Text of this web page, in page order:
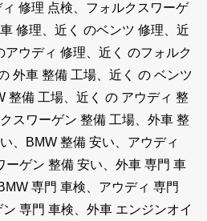
修理 点検、フォルクスワーゲ
修理、近く のベンツ 修理、近
アウディ 修理、近く のフォルク
外車 整備 工場、近く の ベンツ
整備 工場、近く の アウディ 整
スワーゲン 整備 工場、外車 整
、BMW 整備 安い、アウディ
ーゲン 整備 安い、外車 専門 車
専門 車検、アウディ 専門
専門 車検、外車 エンジンオイ